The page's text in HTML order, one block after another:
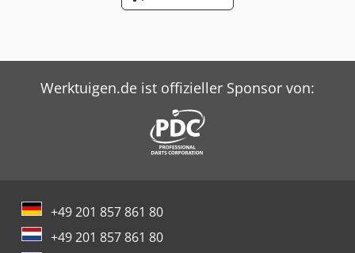
Werktuigen.de ist offizieller Sponsor von:
+49 201 857 861 80
+49 201 857 861 80